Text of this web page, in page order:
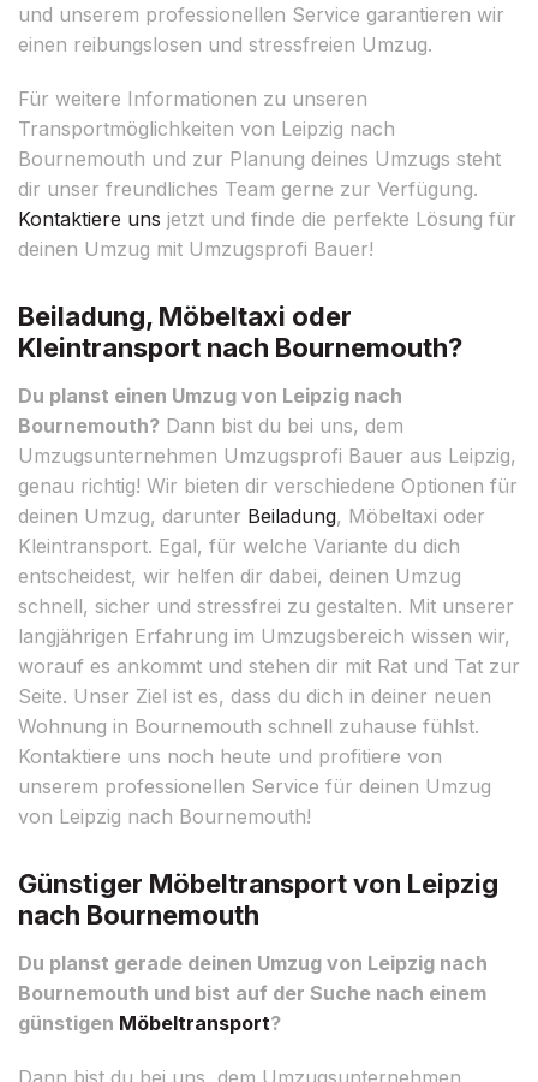
und unserem professionellen Service garantieren wir
einen reibungslosen und stressfreien Umzug.
Für weitere Informationen zu unseren
Transportmöglichkeiten von Leipzig nach
Bournemouth und zur Planung deines Umzugs steht
dir unser freundliches Team gerne zur Verfügung.
Kontaktiere uns jetzt und finde die perfekte Lösung für
deinen Umzug mit Umzugsprofi Bauer!
Beiladung, Möbeltaxi oder
Kleintransport nach Bournemouth?
Du planst einen Umzug von Leipzig nach
Bournemouth? Dann bist du bei uns, dem
Umzugsunternehmen Umzugsprofi Bauer aus Leipzig,
genau richtig! Wir bieten dir verschiedene Optionen für
deinen Umzug, darunter Beiladung, Möbeltaxi oder
Kleintransport. Egal, für welche Variante du dich
entscheidest, wir helfen dir dabei, deinen Umzug
schnell, sicher und stressfrei zu gestalten. Mit unserer
langjährigen Erfahrung im Umzugsbereich wissen wir,
worauf es ankommt und stehen dir mit Rat und Tat zur
Seite. Unser Ziel ist es, dass du dich in deiner neuen
Wohnung in Bournemouth schnell zuhause fühlst.
Kontaktiere uns noch heute und profitiere von
unserem professionellen Service für deinen Umzug
von Leipzig nach Bournemouth!
Günstiger Möbeltransport von Leipzig
nach Bournemouth
Du planst gerade deinen Umzug von Leipzig nach
Bournemouth und bist auf der Suche nach einem
günstigen Möbeltransport?
Dann bist du bei uns, dem Umzugsunternehmen